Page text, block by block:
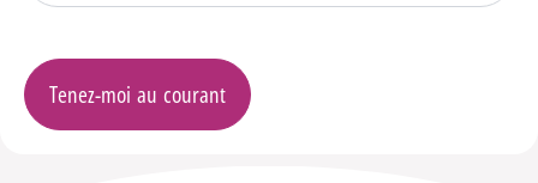
Tenez-moi au courant